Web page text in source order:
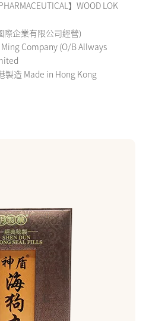
】WOOD LOK
際企業有限公司經營)
Company (O/B Allways
製造 Made in Hong Kong